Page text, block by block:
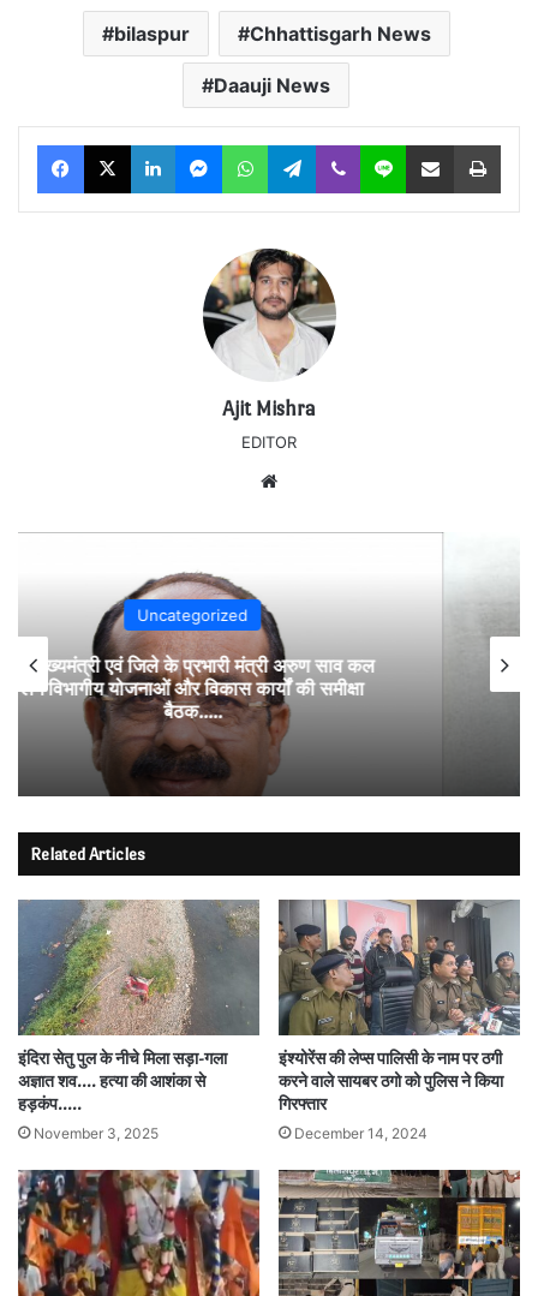
bilaspur Chhattisgarh News
Daauji News
Facebook
X LinkedInMessengerWhatsAppTelegram
Viber Line Share via Email Print
Ajit Mishra
EDITOR
Uncategorized
नांदघाट-मुंगेली रोड होगा फोरलेन, राज्य शासन ने मंजूर
किए 21.81 करोड़….उप मुख्यमंत्री अरुण साव के
अनुमोदन के बाद राशि स्वीकृति का पत्र जारी….
Related Articles
इंदिरा सेतु पुल के नीचे मिला सड़ा-गला
अज्ञात शव…. हत्या की आशंका से
हड़कंप…..
November 3, 2025
इंश्योरेंस की लेप्स पालिसी के नाम पर ठगी
करने वाले सायबर ठगो को पुलिस ने किया
गिरफ्तार
December 14, 2024